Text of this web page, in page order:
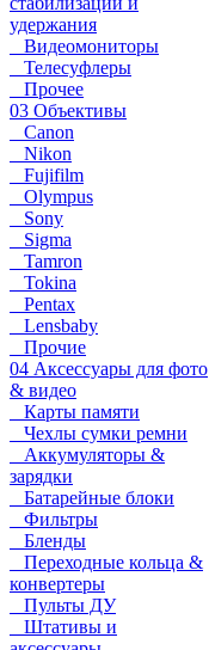
удержания
Видеомониторы
Телесуфлеры
Прочее
03 Объективы
Canon
Nikon
Fujifilm
Olympus
Sony
Sigma
Tamron
Tokina
Pentax
Lensbaby
Прочие
04 Аксессуары для фото
& видео
Карты памяти
Чехлы сумки ремни
Аккумуляторы &
зарядки
Батарейные блоки
Фильтры
Бленды
Переходные кольца &
конвертеры
Пульты ДУ
Штативы и